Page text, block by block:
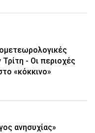
Τρίτη - Οι περιοχές
«κόκκινο»
ανησυχίας»